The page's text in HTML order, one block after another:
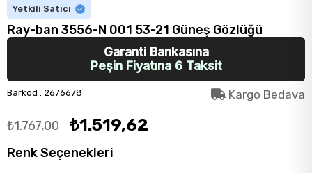
Yetkili Satıcı
Ray-ban 3556-N 001 53-21 Güneş Gözlüğü
Garanti Bankasına
Peşin Fiyatına 6 Taksit
Barkod : 2676678 Kargo Bedava
₺1.767,00 ₺1.519,62
Renk Seçenekleri